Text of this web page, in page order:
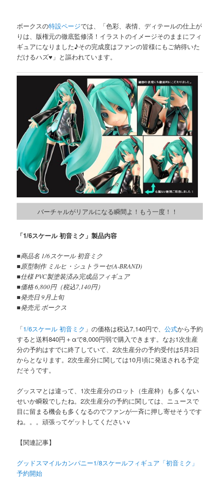
ボークスの特設ページでは、「色彩、表情、ディテールの仕上が
りは、版権元の徹底監修済！イラストのイメージそのままにフィ
ギュアになりました♪その完成度はファンの皆様にもご納得いた
だけるハズ♥」と謳われています。
バーチャルがリアルになる瞬間よ！もう一度！！
「1/6スケール 初音ミク」製品内容
■商品名 1/6スケール 初音ミク
■原型制作 ミルヒ・シュトラーセ(A-BRAND)
■仕様 PVC製塗装済み完成品フィギュア
■価格 6,800円（税込7,140円）
■発売日 9月上旬
■発売元 ボークス
「1/6スケール 初音ミク 」の価格は税込7,140円で、公式から予約
すると送料840円＋αで8,000円弱で購入できます。なお1次生産
分の予約はすでに終了していて、2次生産分の予約受付は5月3日
からとなります。2次生産分に関しては10月頃に発送される予定
だそうです。
グッスマとは違って、1次生産分のロット（生産枠）も多くない
せいか瞬殺でしたね。2次生産分の予約に関しては、ニュースで
目に留まる機会も多くなるのでファンが一斉に押し寄せそうです
ね。。。頑張ってゲットしてくださいｖ
【関連記事】
グッドスマイルカンパニー1/8スケールフィギュア「初音ミク」
予約開始